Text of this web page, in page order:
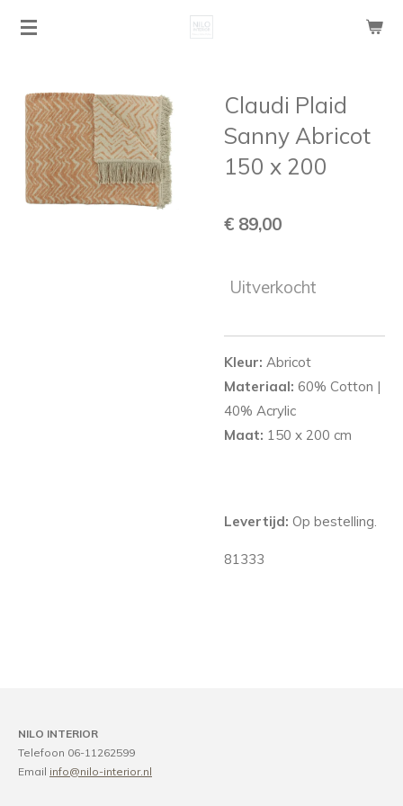
Ga
hoofdinhoud
Claudi Plaid
Sanny Abricot
150 x 200
€ 89,00
Uitverkocht
Kleur: Abricot
Materiaal: 60% Cotton |
40% Acrylic
Maat: 150 x 200 cm
Levertijd: Op bestelling.
81333
NILO INTERIOR
Telefoon 06-11262599
Email info@nilo-interior.nl